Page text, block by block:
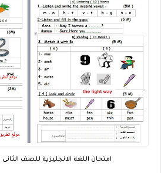
امتحان اللغة الانجليزية للصف الثانى